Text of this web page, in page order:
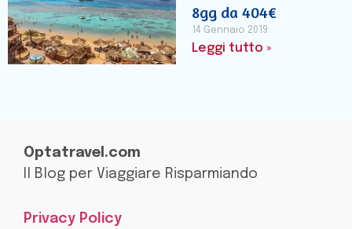
8gg da 404€
14 Gennaio 2019
Leggi tutto »
Optatravel.com
Il Blog per Viaggiare Risparmiando
Privacy Policy